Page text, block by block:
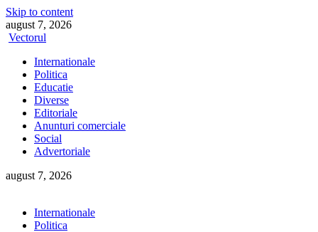
Skip to content
august 7, 2026
Vectorul
Internationale
Politica
Educatie
Diverse
Editoriale
Anunturi comerciale
Social
Advertoriale
august 7, 2026
Internationale
Politica